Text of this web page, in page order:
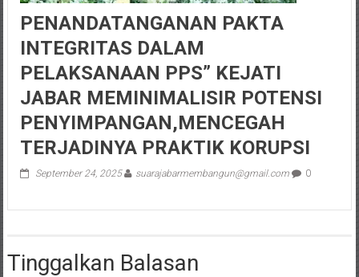
PENANDATANGANAN PAKTA
INTEGRITAS DALAM
PELAKSANAAN PPS” KEJATI
JABAR MEMINIMALISIR POTENSI
PENYIMPANGAN,MENCEGAH
TERJADINYA PRAKTIK KORUPSI
September 24, 2025 suarajabarmembangun@gmail.com 0
Tinggalkan Balasan